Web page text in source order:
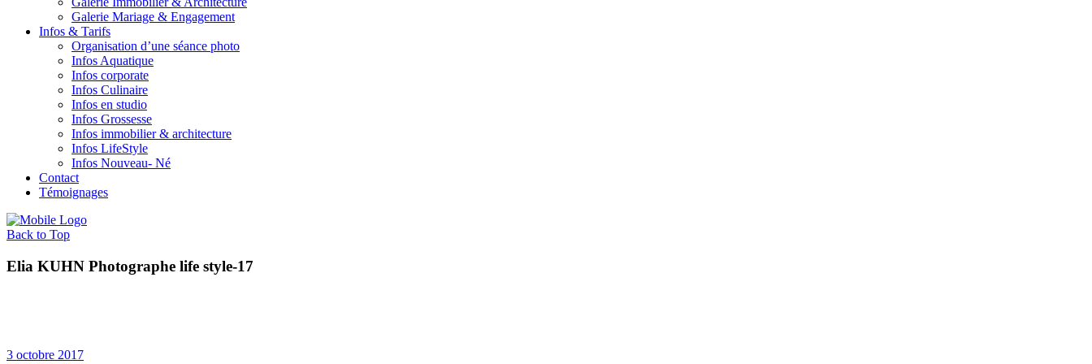
Galerie Mariage & Engagement
Infos & Tarifs
Organisation d’une séance photo
Infos Aquatique
Infos corporate
Infos Culinaire
Infos en studio
Infos Grossesse
Infos immobilier & architecture
Infos LifeStyle
Infos Nouveau- Né
Contact
Témoignages
Back to Top
Elia KUHN Photographe life style-17
3 octobre 2017